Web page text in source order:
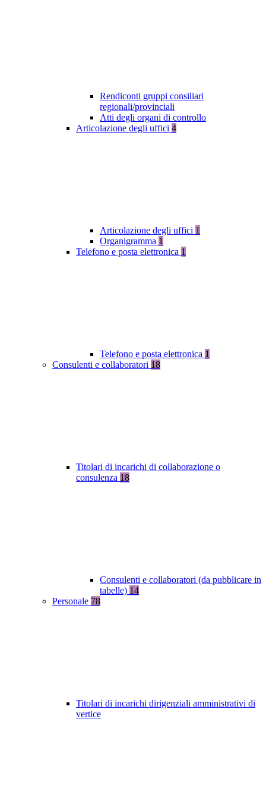
Rendiconti gruppi consiliari
regionali/provinciali
Atti degli organi di controllo
Articolazione degli uffici 4
Articolazione degli uffici 1
Organigramma 1
Telefono e posta elettronica 1
Telefono e posta elettronica 1
Consulenti e collaboratori 18
Titolari di incarichi di collaborazione o
consulenza 18
Consulenti e collaboratori (da pubblicare in
tabelle) 14
Personale 78
Titolari di incarichi dirigenziali amministrativi di
vertice